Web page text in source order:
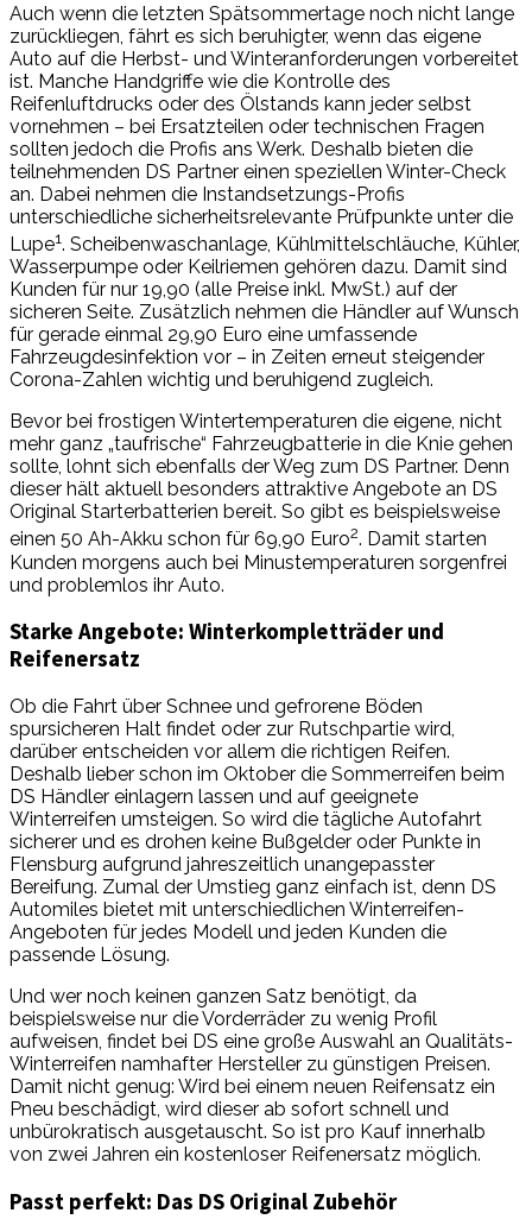
Auch wenn die letzten Spätsommertage noch nicht lange
zurückliegen, fährt es sich beruhigter, wenn das eigene
Auto auf die Herbst- und Winteranforderungen vorbereitet
ist. Manche Handgriffe wie die Kontrolle des
Reifenluftdrucks oder des Ölstands kann jeder selbst
vornehmen – bei Ersatzteilen oder technischen Fragen
sollten jedoch die Profis ans Werk. Deshalb bieten die
teilnehmenden DS Partner einen speziellen Winter-Check
an. Dabei nehmen die Instandsetzungs-Profis
unterschiedliche sicherheitsrelevante Prüfpunkte unter die
Lupe1. Scheibenwaschanlage, Kühlmittelschläuche, Kühler,
Wasserpumpe oder Keilriemen gehören dazu. Damit sind
Kunden für nur 19,90 (alle Preise inkl. MwSt.) auf der
sicheren Seite. Zusätzlich nehmen die Händler auf Wunsch
für gerade einmal 29,90 Euro eine umfassende
Fahrzeugdesinfektion vor – in Zeiten erneut steigender
Corona-Zahlen wichtig und beruhigend zugleich.
Bevor bei frostigen Wintertemperaturen die eigene, nicht
mehr ganz „taufrische“ Fahrzeugbatterie in die Knie gehen
sollte, lohnt sich ebenfalls der Weg zum DS Partner. Denn
dieser hält aktuell besonders attraktive Angebote an DS
Original Starterbatterien bereit. So gibt es beispielsweise
einen 50 Ah-Akku schon für 69,90 Euro2. Damit starten
Kunden morgens auch bei Minustemperaturen sorgenfrei
und problemlos ihr Auto.
Starke Angebote: Winterkompletträder und
Reifenersatz
Ob die Fahrt über Schnee und gefrorene Böden
spursicheren Halt findet oder zur Rutschpartie wird,
darüber entscheiden vor allem die richtigen Reifen.
Deshalb lieber schon im Oktober die Sommerreifen beim
DS Händler einlagern lassen und auf geeignete
Winterreifen umsteigen. So wird die tägliche Autofahrt
sicherer und es drohen keine Bußgelder oder Punkte in
Flensburg aufgrund jahreszeitlich unangepasster
Bereifung. Zumal der Umstieg ganz einfach ist, denn DS
Automiles bietet mit unterschiedlichen Winterreifen-
Angeboten für jedes Modell und jeden Kunden die
passende Lösung.
Und wer noch keinen ganzen Satz benötigt, da
beispielsweise nur die Vorderräder zu wenig Profil
aufweisen, findet bei DS eine große Auswahl an Qualitäts-
Winterreifen namhafter Hersteller zu günstigen Preisen.
Damit nicht genug: Wird bei einem neuen Reifensatz ein
Pneu beschädigt, wird dieser ab sofort schnell und
unbürokratisch ausgetauscht. So ist pro Kauf innerhalb
von zwei Jahren ein kostenloser Reifenersatz möglich.
Passt perfekt: Das DS Original Zubehör